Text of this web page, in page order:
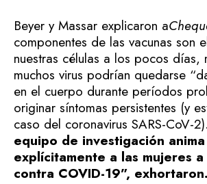
Beyer y Massar explicaron a
componentes de las vacunas son
nuestras células a los pocos días,
muchos virus podrían quedarse
en el cuerpo durante períodos
originar síntomas persistentes (y
caso del coronavirus SARS-CoV-2).
equipo de investigación anima
explícitamente a las mujeres
contra COVID-19”, exhortaron.